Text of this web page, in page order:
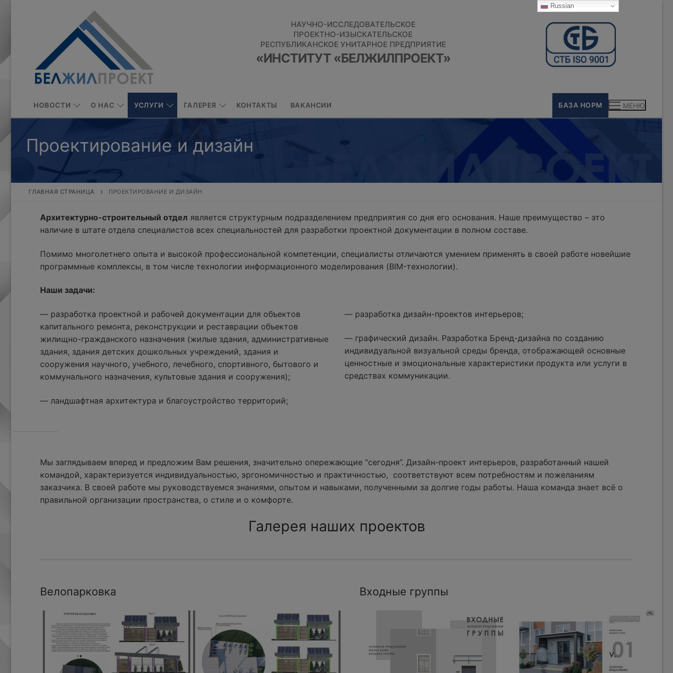
НАУЧНО-ИССЛЕДОВАТЕЛЬСКОЕ
ПРОЕКТНО-ИЗЫСКАТЕЛЬСКОЕ
РЕСПУБЛИКАНСКОЕ УНИТАРНОЕ ПРЕДПРИЯТИЕ
«ИНСТИТУТ «БЕЛЖИЛПРОЕКТ»
НОВОСТИ О НАС УСЛУГИ ГАЛЕРЕЯ КОНТАКТЫ ВАКАНСИИ БАЗА НОРМ МЕНЮ
Проектирование и дизайн
ГЛАВНАЯ СТРАНИЦА ПРОЕКТИРОВАНИЕ И ДИЗАЙН
Архитектурно-строительный отдел является структурным подразделением предприятия со дня его основания. Наше преимущество – это
наличие в штате отдела специалистов всех специальностей для разработки проектной документации в полном составе.
Помимо многолетнего опыта и высокой профессиональной компетенции, специалисты отличаются умением применять в своей работе новейшие
программные комплексы, в том числе технологии информационного моделирования (BIM-технологии).
Наши задачи:
— разработка проектной и рабочей документации для объектов
капитального ремонта, реконструкции и реставрации объектов
жилищно-гражданского назначения (жилые здания, административные
здания, здания детских дошкольных учреждений, здания и
сооружения научного, учебного, лечебного, спортивного, бытового и
коммунального назначения, культовые здания и сооружения);
— ландшафтная архитектура и благоустройство территорий;
— разработка дизайн-проектов интерьеров;
— графический дизайн. Разработка Бренд-дизайна по созданию
индивидуальной визуальной среды бренда, отображающей основные
ценностные и эмоциональные характеристики продукта или услуги в
средствах коммуникации.
Мы заглядываем вперед и предложим Вам решения, значительно опережающие “сегодня”. Дизайн-проект интерьеров, разработанный нашей
командой, характеризуется индивидуальностью, эргономичностью и практичностью, соответствуют всем потребностям и пожеланиям
заказчика. В своей работе мы руководствуемся знаниями, опытом и навыками, полученными за долгие годы работы. Наша команда знает всё о
правильной организации пространства, о стиле и о комфорте.
Галерея наших проектов
Велопарковка Входные группы
Russian